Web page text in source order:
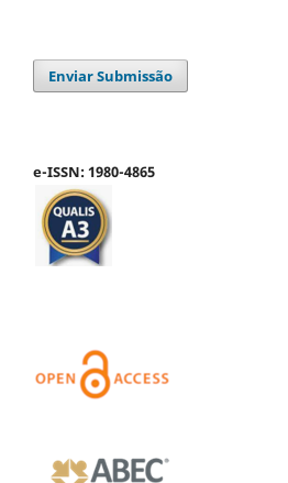
Enviar Submissão
e-ISSN: 1980-4865